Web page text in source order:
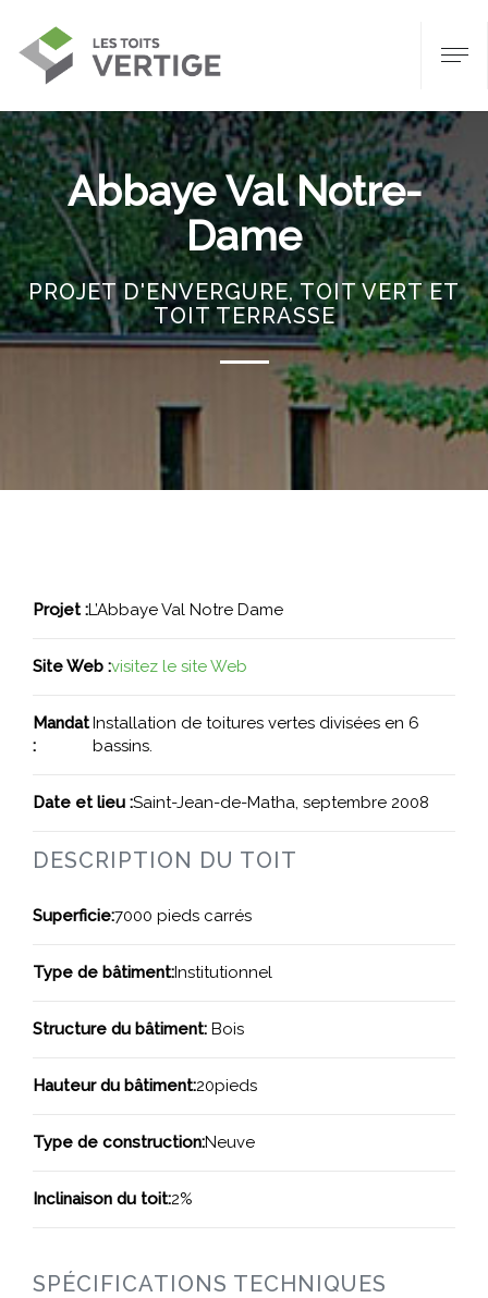
Abbaye Val Notre-
Dame
PROJET D'ENVERGURE, TOIT VERT ET
TOIT TERRASSE
Projet :L’Abbaye Val Notre Dame
Site Web :visitez le site Web
Mandat
:
Installation de toitures vertes divisées en 6
bassins.
Date et lieu :Saint-Jean-de-Matha, septembre 2008
DESCRIPTION DU TOIT
Superficie:7000 pieds carrés
Type de bâtiment:Institutionnel
Structure du bâtiment: Bois
Hauteur du bâtiment:20pieds
Type de construction:Neuve
Inclinaison du toit:2%
SPÉCIFICATIONS TECHNIQUES